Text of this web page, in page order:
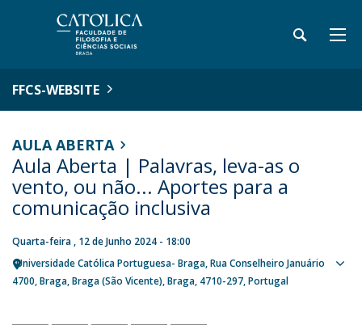
FFCS-WEBSITE
AULA ABERTA
Aula Aberta | Palavras, leva-as o
vento, ou não... Aportes para a
comunicação inclusiva
Quarta-feira , 12 de Junho 2024 - 18:00
Universidade Católica Portuguesa- Braga Rua Conselheiro Januário
4700 Braga Braga (São Vicente), Braga 4710-297 Portugal